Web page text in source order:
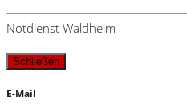
Notdienst Waldheim
Schließen
E-Mail